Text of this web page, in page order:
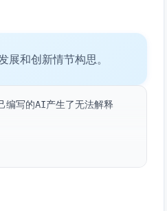
和创新情节构思。
编写的AI产生了无法解释